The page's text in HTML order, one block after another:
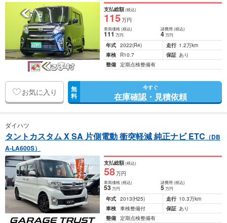
支払総額(税込)
115万円
車両価格(税込)
111万円
諸費用 (税込)
4 万円
年式 2022(R4) 走行 1.2万km
車検
R10.7 保証 あり
整備 定期点検整備有
お気に入り 無
料
今すぐ
在庫確認・見積依頼
ダイハツ
タントカスタム X SA 片側電動 衝突軽減 純正ナビ ETC （DB
A-LA600S）
支払総額(税込)
58万円
車両価格(税込)
53万円
諸費用 (税込)
5 万円
年式 2013(H25) 走行 10.3万km
車検 車検整備付 保証 あり
整備 定期点検整備有